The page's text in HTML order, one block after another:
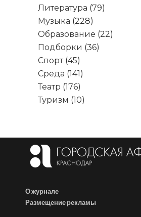
Литература (79)
Музыка (228)
Образование (22)
Подборки (36)
Спорт(45)
Среда (141)
Театр (176)
Туризм (10)
О журнале
Размещение рекламы